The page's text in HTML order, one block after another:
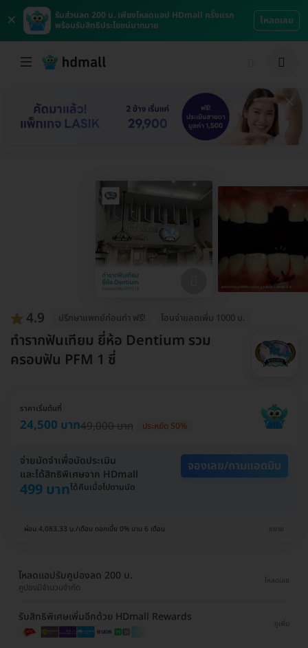
×
รับส่วนลด 200 บ. เพียงโหลดแอป HDmall ครั้งแรก
พร้อมรับสิทธิประโยชน์มากมาย
โหลดเลย
4.9 ปรึกษาแพทย์ก่อนทำ ฟรี! โอนจ่ายลดเพิ่ม 1000 บ.
ทำรากฟันเทียม ยี่ห้อ Dentium รวม
ครอบฟัน PFM 1 ซี่
ราคาเริ่มต้นที่
24,500 บาท49,000 บาท ประหยัด 50%
จ่ายมัดจำเพื่อนัดประเมิน
และได้สิทธิพิเศษจาก HDmall
499 บาทได้คืนเมื่อไปตามนัด
จองเลย/ถามแอดมิน
ผ่อน 4,083.33 บ./เดือน ดอกเบี้ย 0% นาน 6 เดือน ขยาย
โหลดแอปรับคูปองลด 200 บ.
คูปองมีจำนวนจำกัด
โหลดเลย
รับสิทธิพิเศษเพิ่มอีกด้วย HDmall Rewards
ดูเพิ่ม